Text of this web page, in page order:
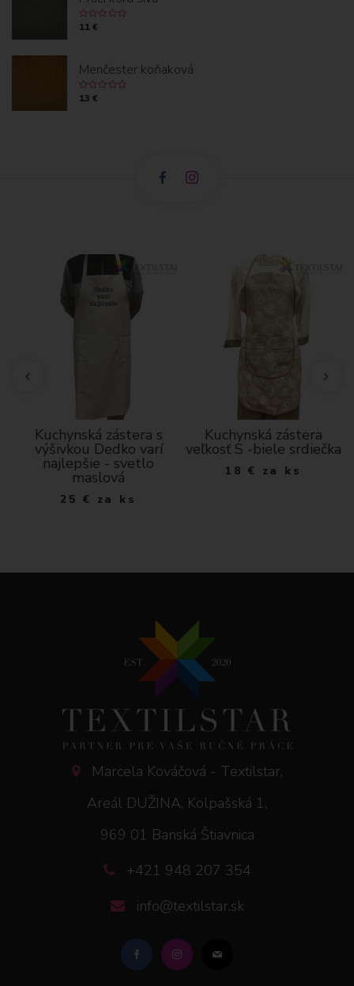
K
11 €
Menčester koňaková
13 €
Kuchynská zástera s
výšivkou Dedko varí
najlepšie - svetlo
maslová
25 € za ks
Kuchynská zástera
veľkosť S -biele srdiečka
18 € za ks
Marcela Kováčová - Textilstar,
Areál DUŽINA, Kolpašská 1,
969 01 Banská Štiavnica
+421 948 207 354
info@textilstar.sk